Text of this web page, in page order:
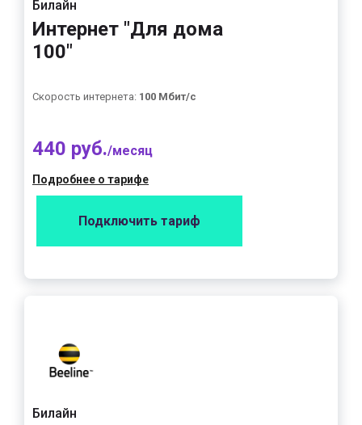
Билайн
Интернет "Для дома
100"
Скорость интернета: 100 Мбит/с
440 руб./месяц
Подробнее о тарифе
Подключить тариф
Билайн